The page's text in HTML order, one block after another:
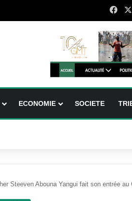
ECONOMIE SOCIETE
Steeven Abouna Yangui fait son entrée au